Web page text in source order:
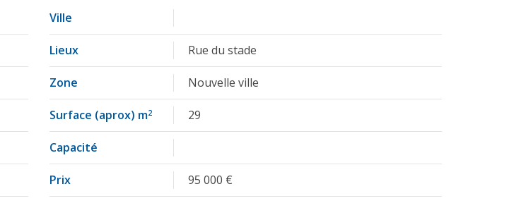
Ville
Lieux Rue du stade
Zone Nouvelle ville
Surface (aprox) m2 29
Capacité
Prix 95 000 €